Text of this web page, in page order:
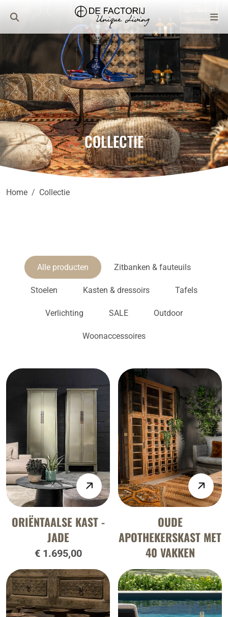
COLLECTIE
Home Collectie
Alle producten Zitbanken & fauteuils
Stoelen Kasten & dressoirs Tafels
Verlichting SALE Outdoor
Woonaccessoires
ORIËNTAALSE KAST -
JADE
€ 1.695,00
OUDE
APOTHEKERSKAST MET
40 VAKKEN